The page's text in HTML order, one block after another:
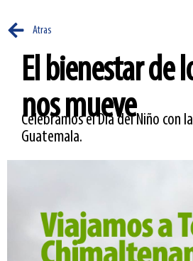
Atras
El bienestar de
nos mueve
Celebramos el Día del Niño con
Guatemala.